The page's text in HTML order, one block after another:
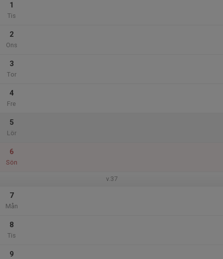
1
Tis
2
Ons
3
Tor
4
Fre
5
Lör
6
Sön
v.37
7
Mån
8
Tis
9